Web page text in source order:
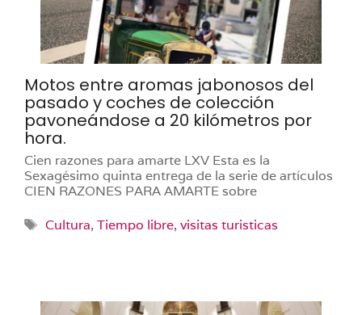
Motos entre aromas jabonosos del
pasado y coches de colección
pavoneándose a 20 kilómetros por
hora.
Cien razones para amarte LXV Esta es la
Sexagésimo quinta entrega de la serie de artículos
CIEN RAZONES PARA AMARTE sobre
Etiquetas
Cultura, Tiempo libre, visitas turisticas